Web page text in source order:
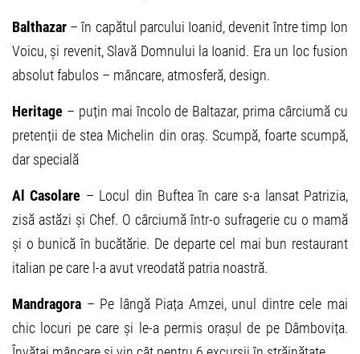
Balthazar – în capătul parcului Ioanid, devenit între timp Ion
Voicu, și revenit, Slavă Domnului la Ioanid. Era un loc fusion
absolut fabulos – mâncare, atmosferă, design.
Heritage – puțin mai încolo de Baltazar, prima cârciumă cu
pretenții de stea Michelin din oraș. Scumpă, foarte scumpă,
dar specială
Al Casolare – Locul din Buftea în care s-a lansat Patrizia,
zisă astăzi și Chef. O cârciumă într-o sufragerie cu o mamă
și o bunică în bucătărie. De departe cel mai bun restaurant
italian pe care l-a avut vreodată patria noastră.
Mandragora – Pe lângă Piața Amzei, unul dintre cele mai
chic locuri pe care și le-a permis orașul de pe Dâmbovița.